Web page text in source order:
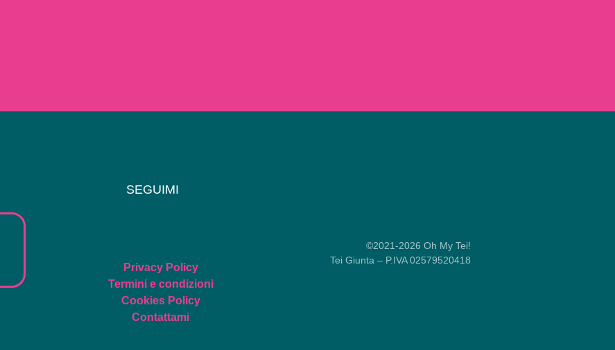
SEGUIMI
Privacy Policy
Termini e condizioni
Cookies Policy
Contattami
©2021-2026 Oh My Tei!
Tei Giunta – P.IVA 02579520418